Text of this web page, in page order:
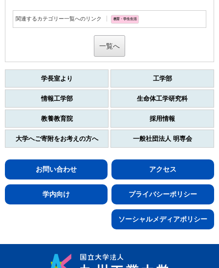
関連するカテゴリー一覧へのリンク 教育・学生生活
一覧へ
学長室より 工学部
情報工学部 生命体工学研究科
教養教育院 採用情報
大学へご寄附をお考えの方へ 一般社団法人 明専会
アクセス
お問い合わせ
プライバシーポリシー
学内向け
ソーシャルメディアポリシー